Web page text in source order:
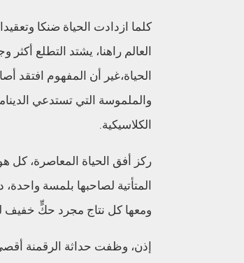
كلما ازدادت الحياة ضنكا وتعقيدا
العالم راهنا، يشتد التطلع أكثر
الحياة،غير أن المفهوم افتقد
والملموسة التي تستدعي
الكلاسيكية.
ركز أفق الحياة المعاصرة، كل
المتأتية لصاحبها بلمسة واحدة،
ومعها كل نتاج مجرد حكٍّ خفيف
إذن، وظفت حداثة الرقمنة